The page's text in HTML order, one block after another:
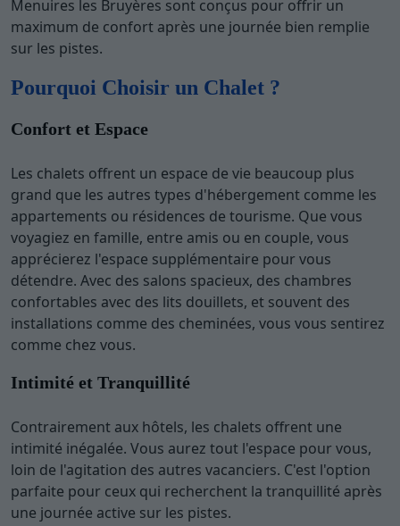
Menuires les Bruyères sont conçus pour offrir un
maximum de confort après une journée bien remplie
sur les pistes.
Pourquoi Choisir un Chalet ?
Confort et Espace
Les chalets offrent un espace de vie beaucoup plus
grand que les autres types d'hébergement comme les
appartements ou résidences de tourisme. Que vous
voyagiez en famille, entre amis ou en couple, vous
apprécierez l'espace supplémentaire pour vous
détendre. Avec des salons spacieux, des chambres
confortables avec des lits douillets, et souvent des
installations comme des cheminées, vous vous sentirez
comme chez vous.
Intimité et Tranquillité
Contrairement aux hôtels, les chalets offrent une
intimité inégalée. Vous aurez tout l'espace pour vous,
loin de l'agitation des autres vacanciers. C'est l'option
parfaite pour ceux qui recherchent la tranquillité après
une journée active sur les pistes.